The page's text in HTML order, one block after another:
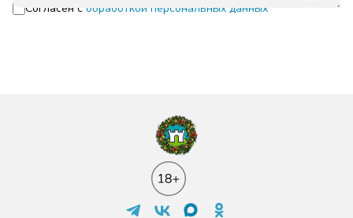
Согласен с обработкой персональных данных